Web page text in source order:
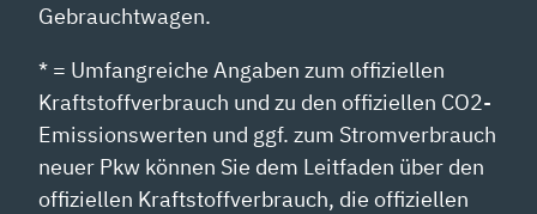
Gebrauchtwagen.
* = Umfangreiche Angaben zum offiziellen
Kraftstoffverbrauch und zu den offiziellen CO2-
Emissionswerten und ggf. zum Stromverbrauch
neuer Pkw können Sie dem Leitfaden über den
offiziellen Kraftstoffverbrauch, die offiziellen